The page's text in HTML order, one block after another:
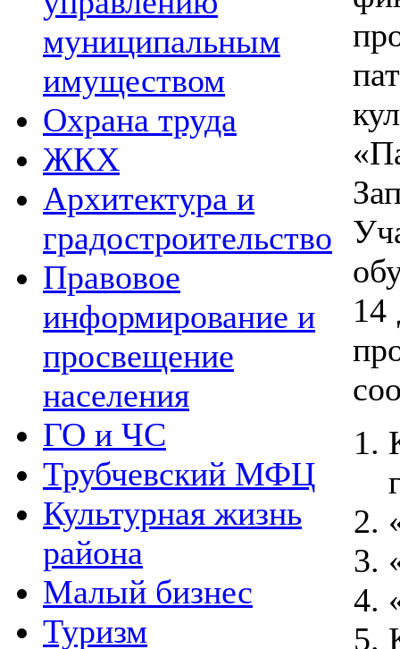
муниципальным
имуществом
Охрана труда
ЖКХ
Архитектура и
градостроительство
Правовое
информирование и
просвещение
населения
ГО и ЧС
Трубчевский МФЦ
Культурная жизнь
района
Малый бизнес
Туризм
14